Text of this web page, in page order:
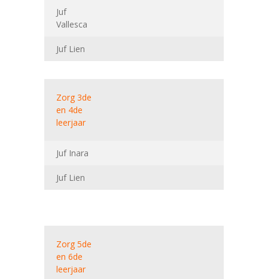
Juf
Vallesca
Juf Lien
Zorg 3de
en 4de
leerjaar
Juf Inara
Juf Lien
Zorg 5de
en 6de
leerjaar